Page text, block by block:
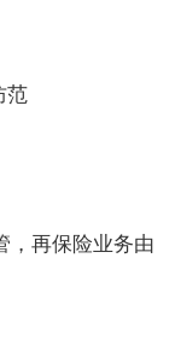
范
再保险业务由